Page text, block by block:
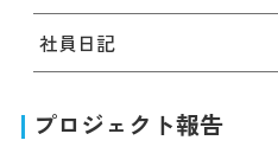
社員日記
プロジェクト報告